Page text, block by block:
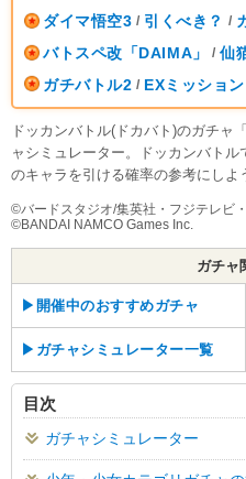
ダイマ悟空3 / 引くべき？ /
バトスペ改「DAIMA」
/ 仙
ガチバトル2 / EXミッション
ドッカンバトル(ドカバト)のガチャ
ャシミュレーター。ドッカンバト
のキャラを引ける確率の参考にしよ
©︎バードスタジオ/集英社・フジテレビ
©︎BANDAI NAMCO Games Inc.
ガチャ
▶︎開催中のおすすめガチャ
▶︎ガチャシミュレーター一覧
目次
ガチャシミュレーター